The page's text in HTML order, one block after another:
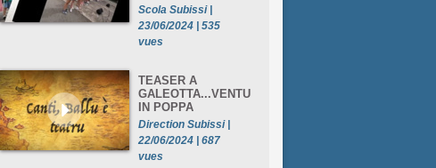
Scola Subissi |
23/06/2024 | 535
vues
TEASER A
GALEOTTA...VENTU
IN POPPA
Direction Subissi |
22/06/2024 | 687
vues